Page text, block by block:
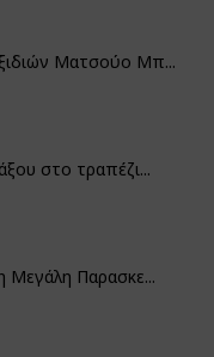
Ματσούο Μπ...
στο τραπέζι...
Μεγάλη Παρασκε...